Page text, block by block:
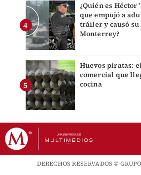
¿Quién es Héctor
que empujó a
tráiler y causó
Monterrey?
Huevos piratas:
comercial que
cocina
DERECHOS RESERVADOS ©